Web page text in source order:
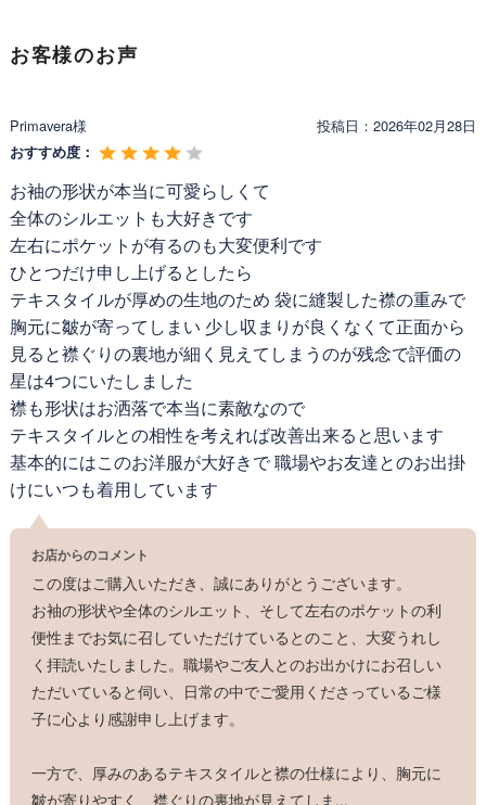
の安心感です。
七分袖 / ぽわん袖 / 襟付き / ミモレ丈 / 膝丈 / Aライ
ン
暖かみ溢れる、上質素材
［しっとり］繊細な起毛感
ングが顔まわりを整え、視線を程よく上へ。引き締めすぎない設計
で、長時間の着用でも快適です。端正な雰囲気を保ちながら、どこ
た瞬間に分かるやわらかな余裕。歩くたび、自然と縦のラインが際
立ちます。膝をさりげなく隠す着丈も安心感を与えてくれるポイン
た。しっとりとした風合いが空気を含み、肌にやさしく寄り添いま
す。控えめな艶が、光の角度によって上品に揺れ、秋冬の装いを美
しく仕上げてくれます。 日常の装いにも特別なお出かけにも使える
バランスの良い一着。静かに、そして確かに女性らしさを高めてく
れるワンピースです。
製品名:
ンピース シェリル】
メーカー:
製造年:
2025年
区分:
新品
お客様のお声
Primavera様 投稿日： 2026年02月28日
おすすめ度：
お袖の形状が本当に可愛らしくて
全体のシルエットも大好きです
左右にポケットが有るのも大変便利です
ひとつだけ申し上げるとしたら
テキスタイルが厚めの生地のため 袋に縫製した襟の重みで
胸元に皺が寄ってしまい 少し収まりが良くなくて正面から
見ると襟ぐりの裏地が細く見えてしまうのが残念で評価の
星は4つにいたしました
襟も形状はお洒落で本当に素敵なので
テキスタイルとの相性を考えれば改善出来ると思います
基本的にはこのお洋服が大好きで 職場やお友達とのお出掛
けにいつも着用しています
お店からのコメント
この度はご購入いただき、誠にありがとうございます。
お袖の形状や全体のシルエット、そして左右のポケットの利
便性までお気に召していただけているとのこと、大変うれし
く拝読いたしました。職場やご友人とのお出かけにお召しい
ただいていると伺い、日常の中でご愛用くださっているご様
子に心より感謝申し上げます。
一方で、厚みのあるテキスタイルと襟の仕様により、胸元に
皺が寄りやすく、襟ぐりの裏地が見えてしま ...